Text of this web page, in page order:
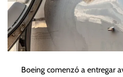
Boeing comenzó a entregar